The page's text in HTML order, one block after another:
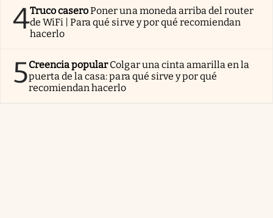
4Truco caseroPoner una moneda arriba del router
de WiFi | Para qué sirve y por qué recomiendan
hacerlo
5Creencia popularColgar una cinta amarilla en la
puerta de la casa: para qué sirve y por qué
recomiendan hacerlo